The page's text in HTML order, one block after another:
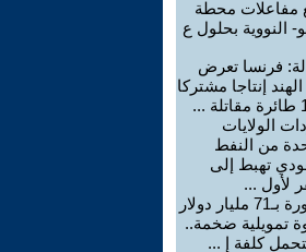
مفاعلات محطة
النووية بحلول ع
فرنسا تعرض
إنتاجا مشتركا
الولايات
من النفط
تهبط إلى
لأول ...
فاتورة بـ71 مليار دولار
تمويلية ضخمة..
كلفة إ ...